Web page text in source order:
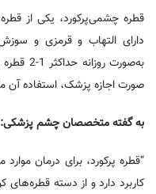
قطره چشمی‌پرکورد، یکی از
دارای التهاب و قرمزی و
صورت اجازه پزشک، استفاده آن
به گفته متخصصان چشم پزشکی:
“قطره پرکورد، برای درمان
کاربرد دارد و از دسته